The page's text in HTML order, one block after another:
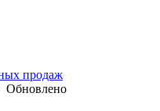
продаж
Обновлено